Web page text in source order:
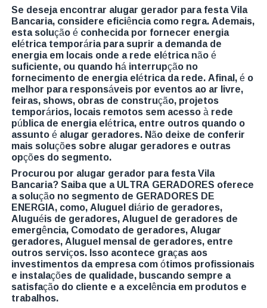
Se deseja encontrar alugar gerador para festa Vila
Bancaria, considere eficiência como regra. Ademais,
esta solução é conhecida por fornecer energia
elétrica temporária para suprir a demanda de
energia em locais onde a rede elétrica não é
suficiente, ou quando há interrupção no
fornecimento de energia elétrica da rede. Afinal, é o
melhor para responsáveis por eventos ao ar livre,
feiras, shows, obras de construção, projetos
temporários, locais remotos sem acesso à rede
pública de energia elétrica, entre outros quando o
assunto é alugar geradores. Não deixe de conferir
mais soluções sobre alugar geradores e outras
opções do segmento.
Procurou por alugar gerador para festa Vila
Bancaria? Saiba que a ULTRA GERADORES oferece
a solução no segmento de GERADORES DE
ENERGIA, como, Aluguel diário de geradores,
Aluguéis de geradores, Aluguel de geradores de
emergência, Comodato de geradores, Alugar
geradores, Aluguel mensal de geradores, entre
outros serviços. Isso acontece graças aos
investimentos da empresa com ótimos profissionais
e instalações de qualidade, buscando sempre a
satisfação do cliente e a excelência em produtos e
trabalhos.